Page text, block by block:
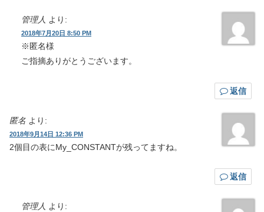
管理人 より:
2018年7月20日 8:50 PM
※匿名様
ご指摘ありがとうございます。
返信
匿名 より:
2018年9月14日 12:36 PM
2個目の表にMy_CONSTANTが残ってますね。
返信
管理人 より: